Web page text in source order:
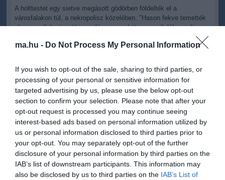
ma.hu - Do Not Process My Personal Information
If you wish to opt-out of the sale, sharing to third parties, or
processing of your personal or sensitive information for
targeted advertising by us, please use the below opt-out
section to confirm your selection. Please note that after your
opt-out request is processed you may continue seeing
interest-based ads based on personal information utilized by
us or personal information disclosed to third parties prior to
your opt-out. You may separately opt-out of the further
disclosure of your personal information by third parties on the
IAB’s list of downstream participants. This information may
also be disclosed by us to third parties on the IAB’s List of
A holttestet egy sietve megásott gödörben földelték el a
városfalakon túl, a nekropolisz közelében. "Hason fekve temették
el, az egyik karja a törzse alá csavarodott, az egyik lába pedig
népességhez tartozott. Míg a rómaiak halottaikat kelet-nyugati
irányban helyezték a sírba, a lány holttestét észak-déli irányban
"tájolták", amely a helyi populáció körében volt szokásos.
A holttest mellett vaskori cserépedényeket találtak, ami arra utal,
hogy a sír Kr.u. 50 körül keletkezhetett. Azáldozatföldi
maradványait a tervek szerint a helyszínen újratemetik.